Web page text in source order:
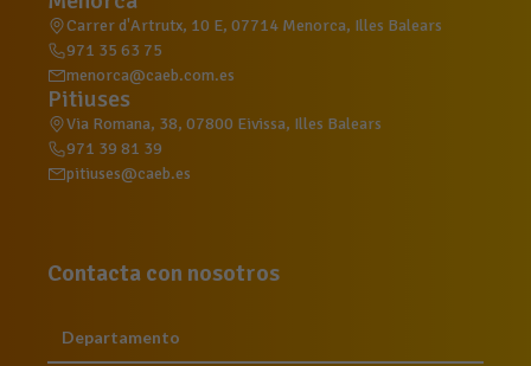
Carrer d'Artrutx, 10 E, 07714 Menorca, Illes Balears
971 35 63 75
menorca@caeb.com.es
Pitiuses
Via Romana, 38, 07800 Eivissa, Illes Balears
971 39 81 39
pitiuses@caeb.es
Contacta con nosotros